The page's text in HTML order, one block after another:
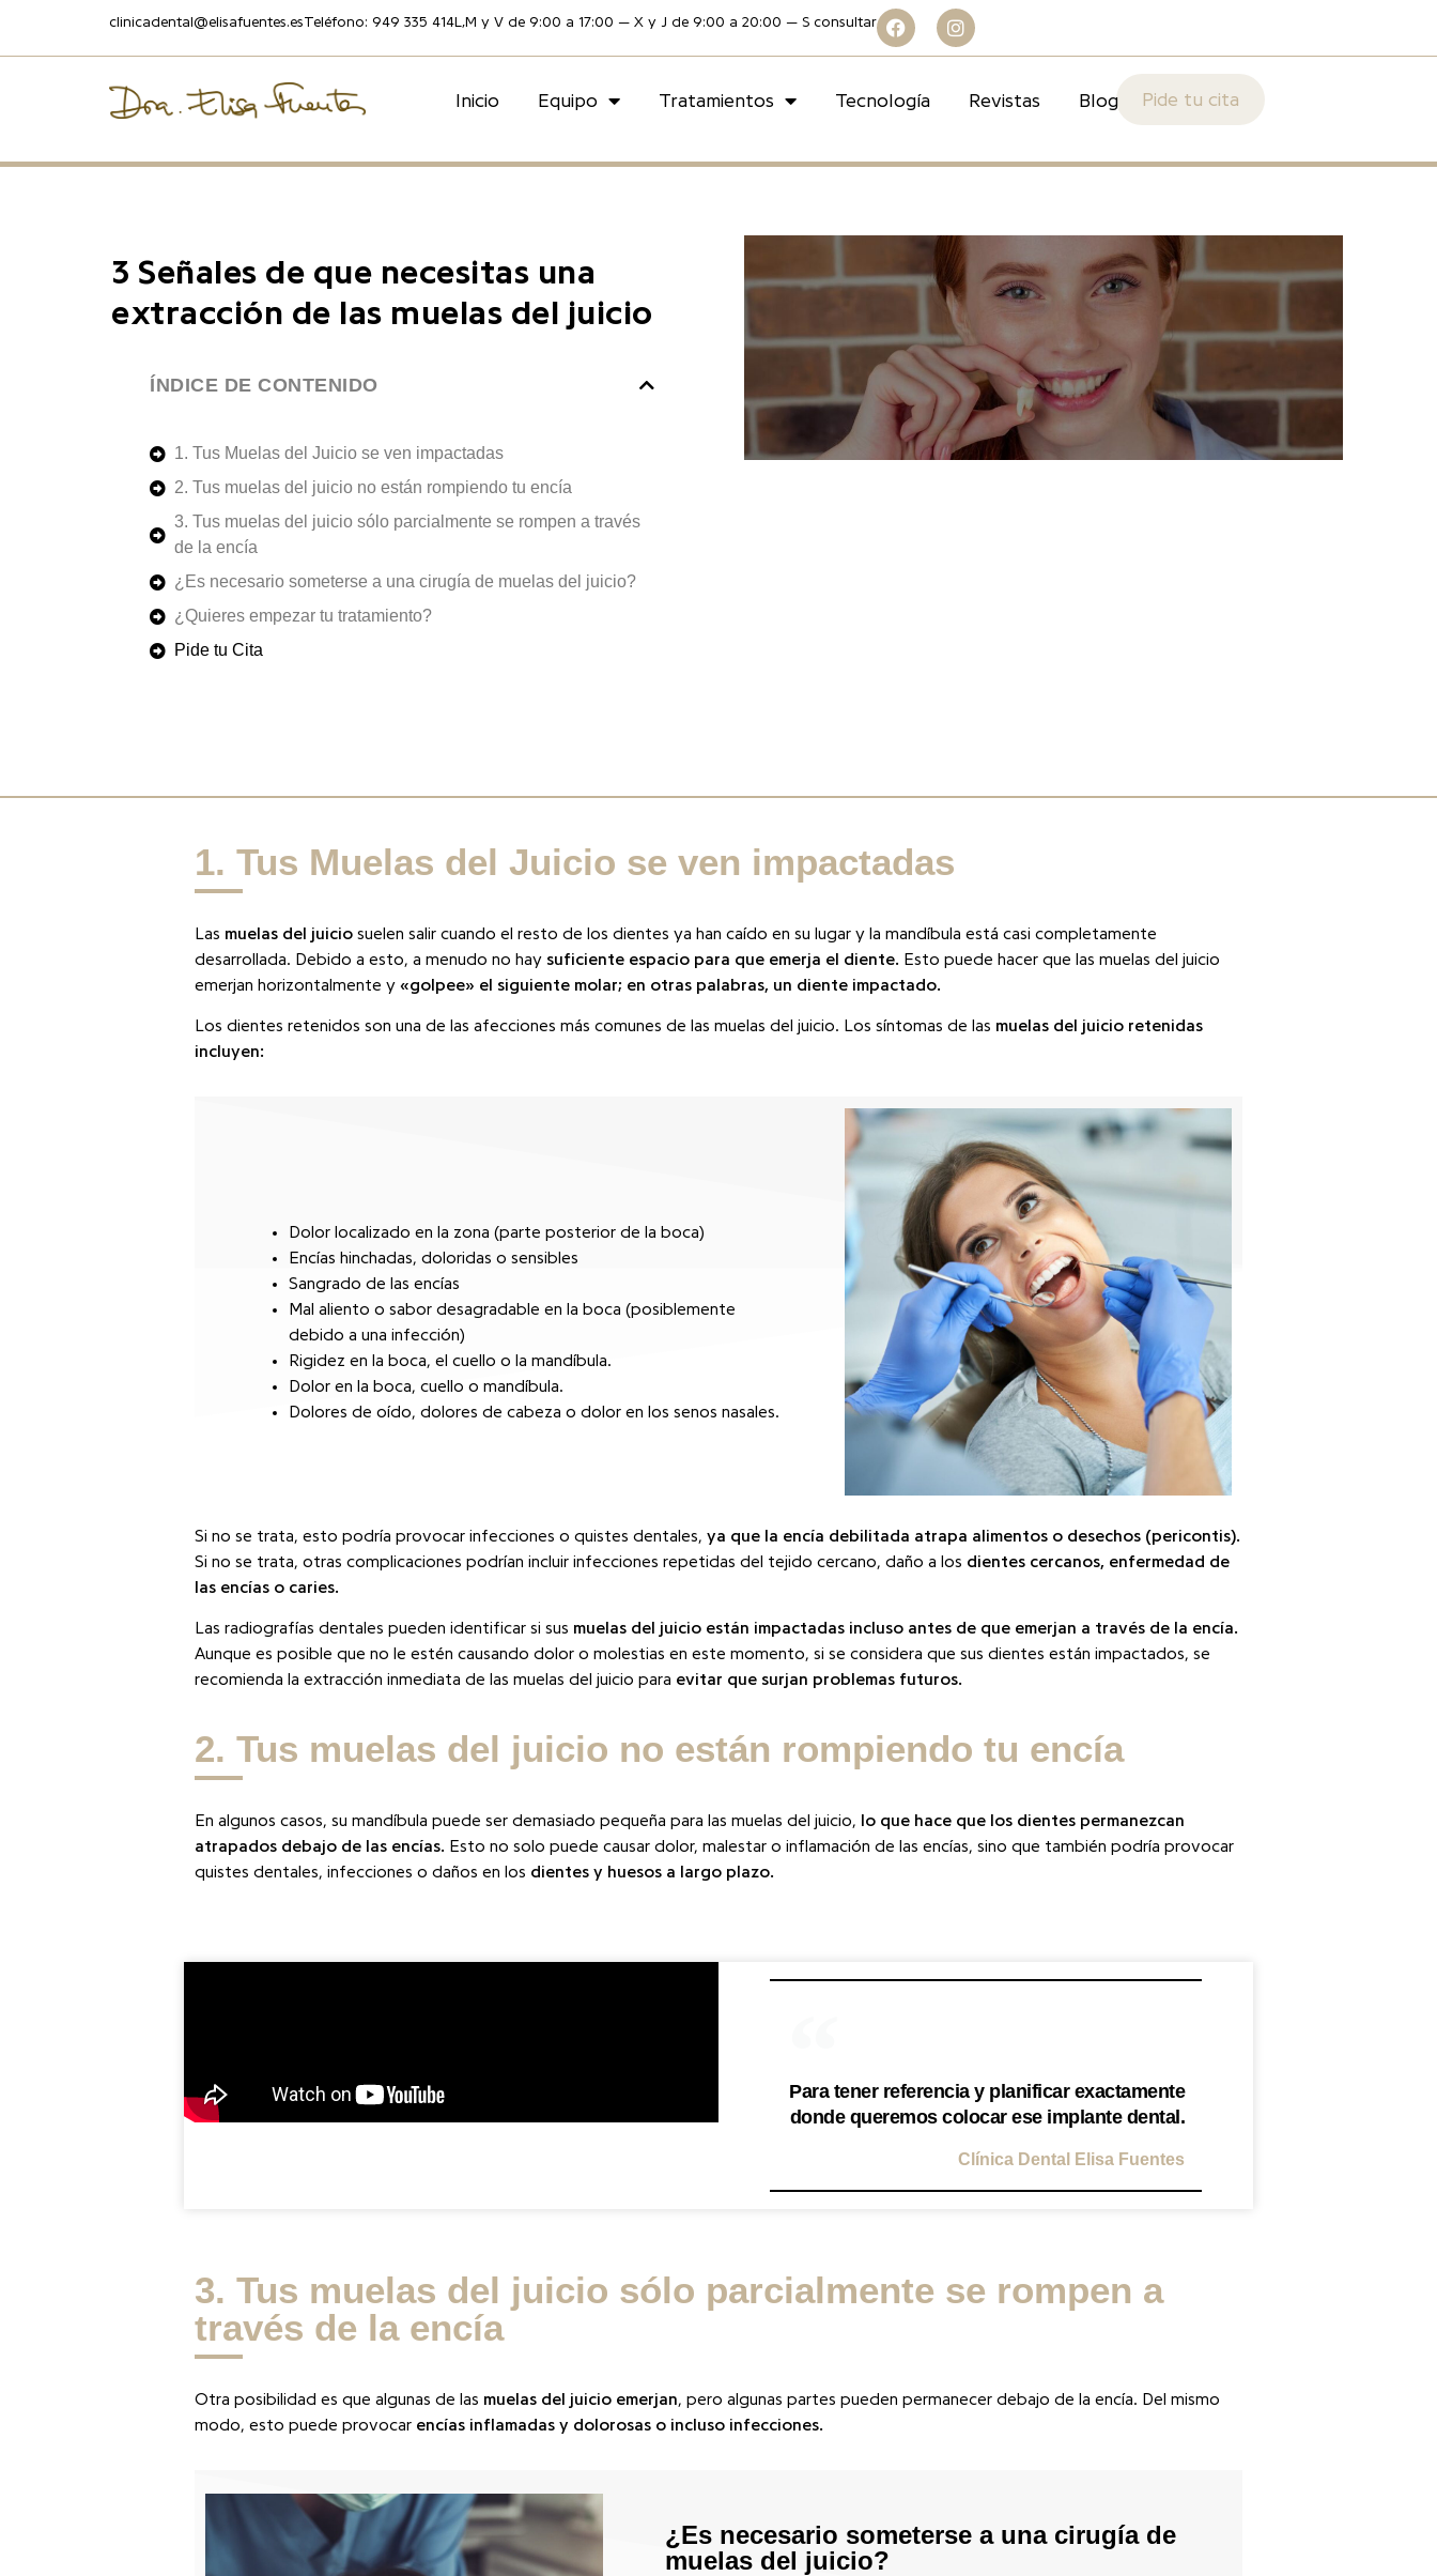
clinicadental@elisafuentes.esTeléfono: 949 335 414L,M y V de 9:00 a 17:00 — X y J de 9:00 a 20:00 — S consultar
Inicio Equipo Tratamientos Tecnología Revistas Blog Pide tu cita
3 Señales de que necesitas una
extracción de las muelas del juicio
ÍNDICE DE CONTENIDO
1. Tus Muelas del Juicio se ven impactadas
2. Tus muelas del juicio no están rompiendo tu encía
3. Tus muelas del juicio sólo parcialmente se rompen a través
de la encía
¿Es necesario someterse a una cirugía de muelas del juicio?
¿Quieres empezar tu tratamiento?
Pide tu Cita
1. Tus Muelas del Juicio se ven impactadas
Las muelas del juicio suelen salir cuando el resto de los dientes ya han caído en su lugar y la mandíbula está casi completamente
desarrollada. Debido a esto, a menudo no hay suficiente espacio para que emerja el diente. Esto puede hacer que las muelas del juicio
emerjan horizontalmente y «golpee» el siguiente molar; en otras palabras, un diente impactado.
Los dientes retenidos son una de las afecciones más comunes de las muelas del juicio. Los síntomas de las muelas del juicio retenidas
incluyen:
Dolor localizado en la zona (parte posterior de la boca)
Encías hinchadas, doloridas o sensibles
Sangrado de las encías
Mal aliento o sabor desagradable en la boca (posiblemente
debido a una infección)
Rigidez en la boca, el cuello o la mandíbula.
Dolor en la boca, cuello o mandíbula.
Dolores de oído, dolores de cabeza o dolor en los senos nasales.
Si no se trata, esto podría provocar infecciones o quistes dentales, ya que la encía debilitada atrapa alimentos o desechos (pericontis).
Si no se trata, otras complicaciones podrían incluir infecciones repetidas del tejido cercano, daño a los dientes cercanos, enfermedad de
las encías o caries.
Las radiografías dentales pueden identificar si sus muelas del juicio están impactadas incluso antes de que emerjan a través de la encía.
Aunque es posible que no le estén causando dolor o molestias en este momento, si se considera que sus dientes están impactados, se
recomienda la extracción inmediata de las muelas del juicio para evitar que surjan problemas futuros.
2. Tus muelas del juicio no están rompiendo tu encía
En algunos casos, su mandíbula puede ser demasiado pequeña para las muelas del juicio,
lo que hace que los dientes permanezcan
atrapados debajo de las encías. Esto no solo puede causar dolor, malestar o inflamación de las encías, sino que también podría provocar
quistes dentales, infecciones o daños en los dientes y huesos a largo plazo.
Para tener referencia y planificar exactamente
donde queremos colocar ese implante dental.
Clínica Dental Elisa Fuentes
3. Tus muelas del juicio sólo parcialmente se rompen a
través de la encía
Otra posibilidad es que algunas de las muelas del juicio emerjan, pero algunas partes pueden permanecer debajo de la encía. Del mismo
modo, esto puede provocar encías inflamadas y dolorosas o incluso infecciones.
¿Es necesario someterse a una cirugía de
muelas del juicio?